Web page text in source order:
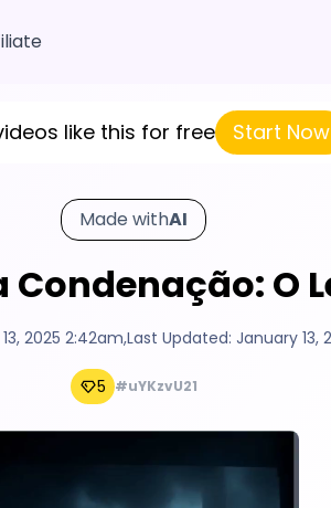
like this for free Start Now
Made withAI
O
2025 2:42am,Last Updated: January 13,
5 #uYKzvU21